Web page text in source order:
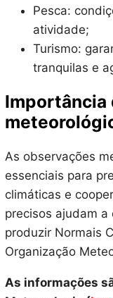
Pesca:
atividade;
Turismo:
tranquilas e
Importância
As observações
essenciais para
climáticas e
precisos ajudam
produzir Normais
Organização
As informações